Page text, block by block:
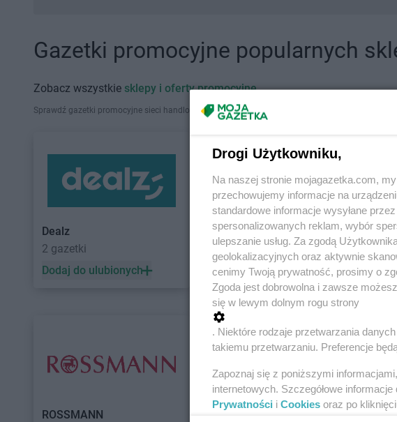
Gazetki promocyjne popularnych
Zobacz wszystkie sklepy i oferty promocyjne
Sprawdź gazetki promocyjne sieci handlowych, które działają w Polsce. Znajdziesz tutaj
Dealz
2 gazetki
Dodaj do ulubionych
POLOmarket
10 gazetek
Dodaj do ulubionych
ROSSMANN
Auchan
Drogi Użytkowniku,
Na naszej stronie mojagazetka.com,
przechowujemy informacje na
standardowe informacje wysyłane
spersonalizowanych reklam, wybór
ulepszanie usług. Za zgodą
geolokalizacyjnych oraz aktywnie
cenimy Twoją prywatność, prosimy o
Zgoda jest dobrowolna i zawsze
się w lewym dolnym rogu strony
. Niektóre rodzaje przetwarzania
takiemu przetwarzaniu. Preferencje
Zapoznaj się z poniższymi
internetowych. Szczegółowe
Prywatności i Cookies oraz po